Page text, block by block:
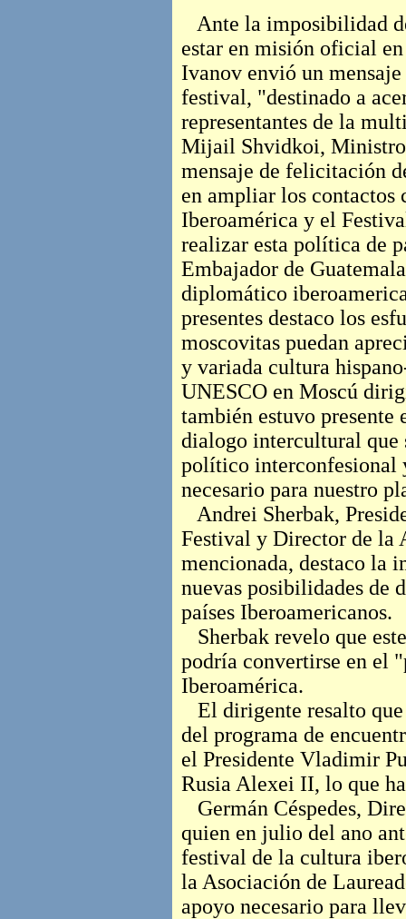
Ante la imposibilidad
estar en misión oficial
Ivanov envió un
festival, "destinado a
representantes de la
Mijail Shvidkoi, Ministro
mensaje de felicitación
en ampliar los contactos
Iberoamérica y el
realizar esta política de
Embajador de
diplomático
presentes destaco los
moscovitas puedan
y variada cultura
UNESCO en Moscú
también estuvo presente
dialogo intercultural que
político interconfesional
necesario para nuestro
Andrei Sherbak,
Festival y Director de la
mencionada, destaco la
nuevas posibilidades de
países Iberoamericanos.
Sherbak revelo que
podría convertirse en el
Iberoamérica.
El dirigente resalto
del programa de
el Presidente Vladimir
Rusia Alexei II, lo que
Germán Céspedes,
quien en julio del ano
festival de la cultura
la Asociación de
apoyo necesario para